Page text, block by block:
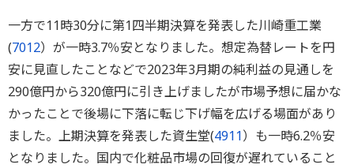
一方で11時30分に第1四半期決算を発表した川崎重工業
(7012）が一時3.7％安となりました。想定為替レートを円
安に見直したことなどで2023年3月期の純利益の見通しを
290億円から320億円に引き上げましたが市場予想に届かな
かったことで後場に下落に転じ下げ幅を広げる場面があり
ました。上期決算を発表した資生堂(4911）も一時6.2％安
となりました。国内で化粧品市場の回復が遅れていること